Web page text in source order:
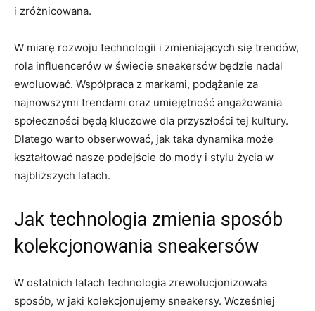
i zróżnicowana.
W miarę rozwoju technologii i zmieniających się trendów,
rola influencerów w świecie sneakersów będzie nadal
ewoluować. Współpraca z markami, podążanie za
najnowszymi trendami oraz umiejętność angażowania
społeczności będą kluczowe dla przyszłości tej kultury.
Dlatego warto obserwować, jak taka dynamika może
kształtować nasze podejście do mody i stylu życia w
najbliższych latach.
Jak technologia zmienia sposób
kolekcjonowania sneakersów
W ostatnich latach technologia zrewolucjonizowała
sposób, w jaki kolekcjonujemy sneakersy. Wcześniej